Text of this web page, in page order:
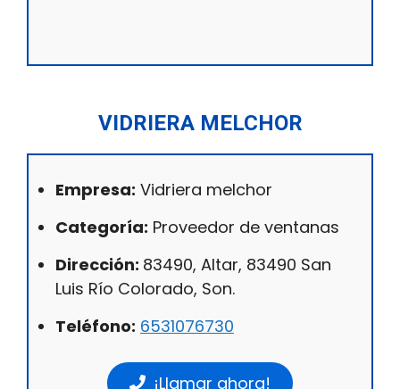
VIDRIERA MELCHOR
Empresa: Vidriera melchor
Categoría: Proveedor de ventanas
Dirección: 83490, Altar, 83490 San
Luis Río Colorado, Son.
Teléfono: 6531076730
¡Llamar ahora!